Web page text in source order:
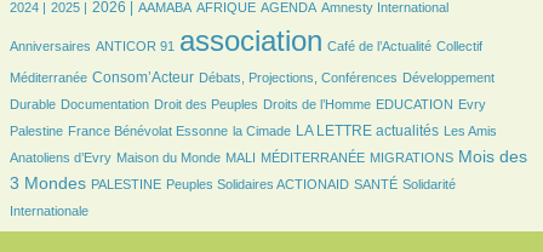
2024 |
455/2429
2025 |
627/2429 2026 |
71/2429 AAMABA
159/2429 AFRIQUE
471/2429 AGENDA
7/2429 Amnesty International
28/2429
Anniversaires ANTICOR 91 association Café de l’Actualité Collectif
Méditerranée
701/2429 Consom’Acteur
140/2429 Débats, Projections, Conférences
149/2429
Développement
Durable
56/2429Documentation
28/2429 Droit des Peuples
157/2429 Droits de l’Homme
31/2429 EDUCATION
7/2429
Evry
Palestine
102/2429France Bénévolat Essonne
31/2429 la Cimade
782/2429 LA LETTRE actualités
28/2429
Les Amis
Anatoliens d’Evry
84/2429 Maison du Monde
21/2429 MALI
7/2429 MÉDITERRANÉE
134/2429 MIGRATIONS
989/2429
Mois des
3 Mondes
91/2429 PALESTINE
98/2429 Peuples Solidaires ACTIONAID
97/2429 SANTÉ
222/2429
Solidarité
Internationale